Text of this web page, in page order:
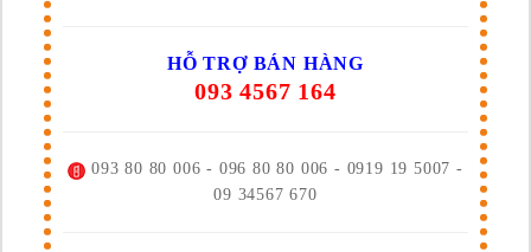
HỖ TRỢ BÁN HÀNG
093 4567 164
093 80 80 006 - 096 80 80 006 - 0919 19 5007 -
09 34567 670